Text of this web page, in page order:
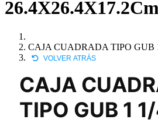
CAJA CUADRADA TIPO GUB
VOLVER ATRÁS
CAJA
TIPO GUB 1